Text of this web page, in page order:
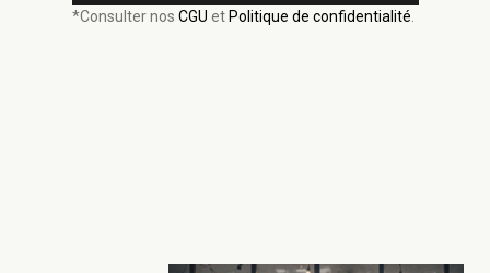
*Consulter nos CGU et Politique de confidentialité